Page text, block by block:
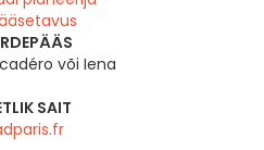
või Iena
SAIT